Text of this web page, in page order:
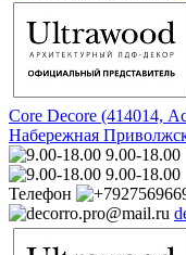
Core Decore (414014,
Набережная
9.00-18.00
9.00-18.00
Телефон